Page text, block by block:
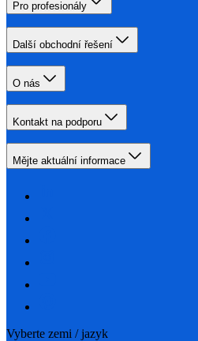
Pro profesionály
Další obchodní řešení
O nás
Kontakt na podporu
Mějte aktuální informace
Vyberte zemi / jazyk